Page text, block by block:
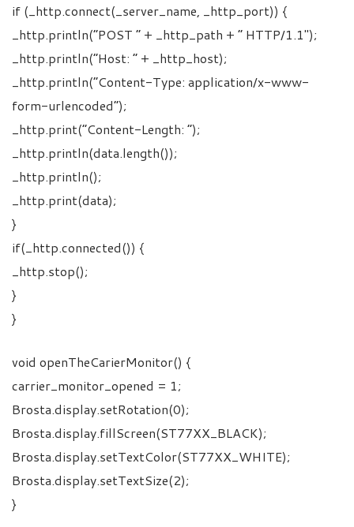
if (_http.connect(_server_name, _http_port)) {
_http.println(“POST ” + _http_path + ” HTTP/1.1″);
_http.println(“Host: ” + _http_host);
_http.println(“Content-Type: application/x-www-
form-urlencoded”);
_http.print(“Content-Length: “);
_http.println(data.length());
_http.println();
_http.print(data);
}
if(_http.connected()) {
_http.stop();
}
}
void openTheCarierMonitor() {
carrier_monitor_opened = 1;
Brosta.display.setRotation(0);
Brosta.display.fillScreen(ST77XX_BLACK);
Brosta.display.setTextColor(ST77XX_WHITE);
Brosta.display.setTextSize(2);
}